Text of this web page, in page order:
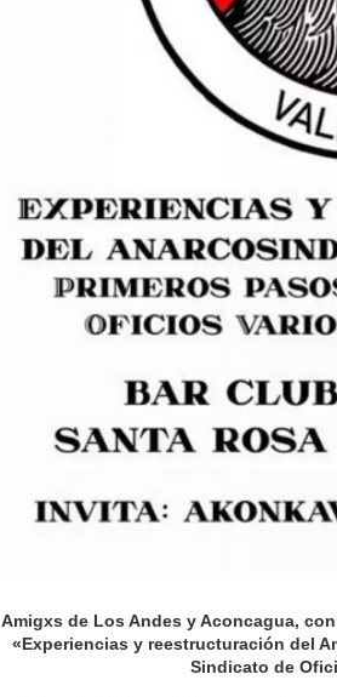
Amigxs de Los Andes y Aconcagua,
«Experiencias y reestructuración del
Sindicato de